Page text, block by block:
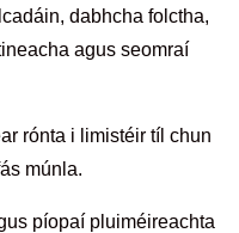
dabhcha folctha,
agus seomraí
rónta i limistéir tíl chun
múnla.
píopaí pluiméireachta